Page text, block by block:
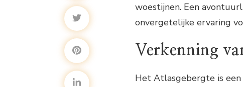
woestijnen. Een
onvergetelijke ervaring
Verkenning
Het Atlasgebergte is